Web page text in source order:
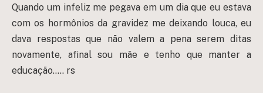
Quando um infeliz me pegava em um dia que eu estava
com os hormônios da gravidez me deixando louca, eu
dava respostas que não valem a pena serem ditas
novamente, afinal sou mãe e tenho que manter a
educação….. rs